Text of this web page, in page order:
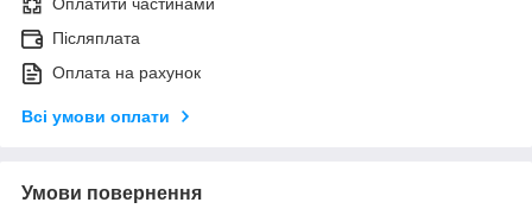
Оплатити частинами
Післяплата
Оплата на рахунок
Всі умови оплати
Умови повернення